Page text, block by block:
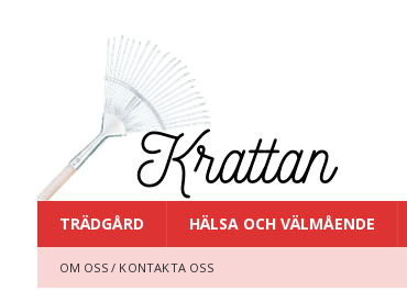
TRÄDGÅRD HÄLSA OCH VÄLMÅENDE
OM OSS / KONTAKTA OSS